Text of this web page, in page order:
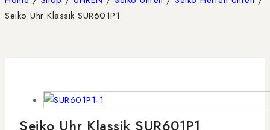
Seiko Uhr Klassik SUR601P1
Seiko Uhr Klassik SUR601P1